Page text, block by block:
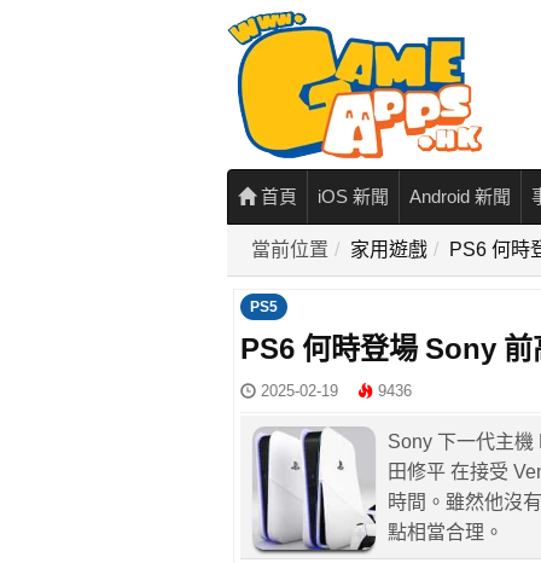
首頁 iOS 新聞 Android 新聞
當前位置 家用遊戲 PS6 何時
PS5
PS6 何時登場 Sony
2025-02-19 9436
Sony 下一代主機
田修平 在接受
時間。雖然他沒
點相當合理。